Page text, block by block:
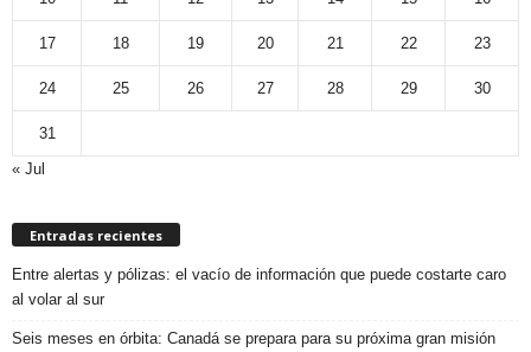
17 18 19 20 21 22 23
24 25 26 27 28 29 30
31
« Jul
Entradas recientes
Entre alertas y pólizas: el vacío de información que puede costarte caro
al volar al sur
Seis meses en órbita: Canadá se prepara para su próxima gran misión